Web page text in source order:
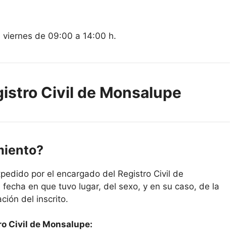
viernes de 09:00 a 14:00 h.
Civil de Monsalupe
por el encargado del Registro Civil de
en que tuvo lugar, del sexo, y en su caso, de la
del inscrito.
Civil de Monsalupe: